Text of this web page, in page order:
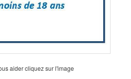
aider cliquez sur l'image